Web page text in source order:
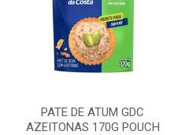
PATE DE ATUM GDC
AZEITONAS 170G POUCH